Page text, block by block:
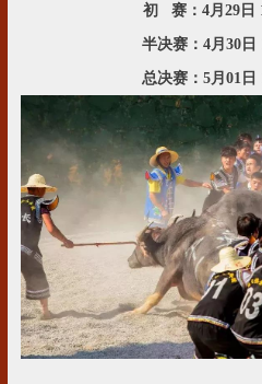
初 赛：4月29日
半决赛：4月30
总决赛：5月01